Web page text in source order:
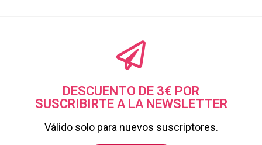
DESCUENTO DE 3€ POR
SUSCRIBIRTE A LA NEWSLETTER
Válido solo para nuevos suscriptores.